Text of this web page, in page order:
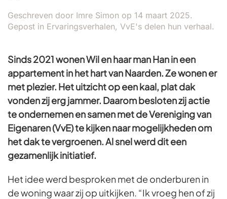
Geschreven door Imre Simon op 14 maart 2025.
Gepost in Ervaringsverhalen, VvE's delen hun verhaal.
Sinds 2021 wonen Wil en haar man Han in een
appartement in het hart van Naarden. Ze wonen er
met plezier. Het uitzicht op een kaal, plat dak
vonden zij erg jammer. Daarom besloten zij actie
te ondernemen en samen met de Vereniging van
Eigenaren (VvE) te kijken naar mogelijkheden om
het dak te vergroenen. Al snel werd dit een
gezamenlijk initiatief.
Het idee werd besproken met de onderburen in
de woning waar zij op uitkijken. “Ik vroeg hen of zij